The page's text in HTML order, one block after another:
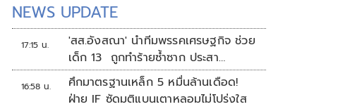
NEWS UPDATE
17:15 น.
'สส.อังสณา' นำทีมพรรคเศรษฐกิจ ช่วย
เด็ก 13 ถูกทำร้ายซ้ำซาก ประสา
นพม.เข้าคุ้มครอง
16:58 น.
ศึกมาตรฐานเหล็ก 5 หมื่นล้านเดือด!
ฝ่าย IF ซัดมติแบนเตาหลอมไม่โปร่งใส